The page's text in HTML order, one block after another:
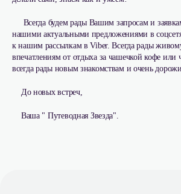
Всегда будем рады Вашим запросам и
нашими актуальными предложениями в
к нашим рассылкам в Viber. Всегда рады
впечатлениям от отдыха за чашечкой кофе
всегда рады новым знакомствам и очень
До новых встреч,
Ваша " Путеводная Звезда".